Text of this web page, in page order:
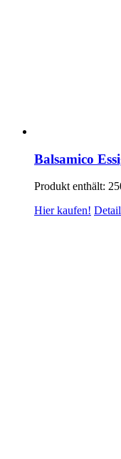
Balsamico
Produkt enthält:
Hier kaufen!